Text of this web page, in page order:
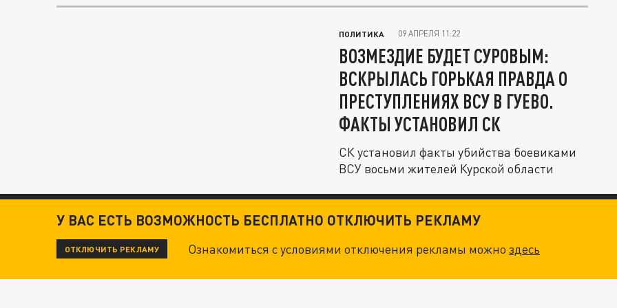
ПОЛИТИКА 09 АПРЕЛЯ 11:22
ВОЗМЕЗДИЕ БУДЕТ СУРОВЫМ:
ВСКРЫЛАСЬ ГОРЬКАЯ ПРАВДА О
ПРЕСТУПЛЕНИЯХ ВСУ В ГУЕВО.
ФАКТЫ УСТАНОВИЛ СК
СК установил факты убийства боевиками
ВСУ восьми жителей Курской области
У ВАС ЕСТЬ ВОЗМОЖНОСТЬ БЕСПЛАТНО ОТКЛЮЧИТЬ РЕКЛАМУ
ОТКЛЮЧИТЬ РЕКЛАМУ Ознакомиться с условиями отключения рекламы можноздесь